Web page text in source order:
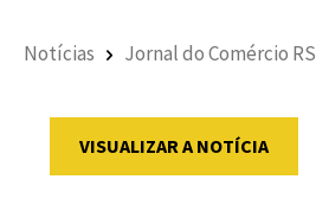
Notícias Jornal do Comércio RS
VISUALIZAR A NOTÍCIA